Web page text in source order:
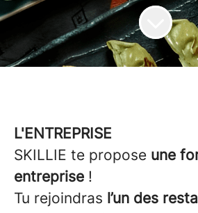
L'ENTREPRISE
SKILLIE te propose une
entreprise !
Tu rejoindras l’un des